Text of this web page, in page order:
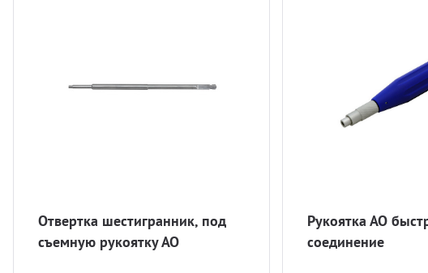
Отвертка шестигранник, под
съемную рукоятку АО
Рукоятка АО
соединение